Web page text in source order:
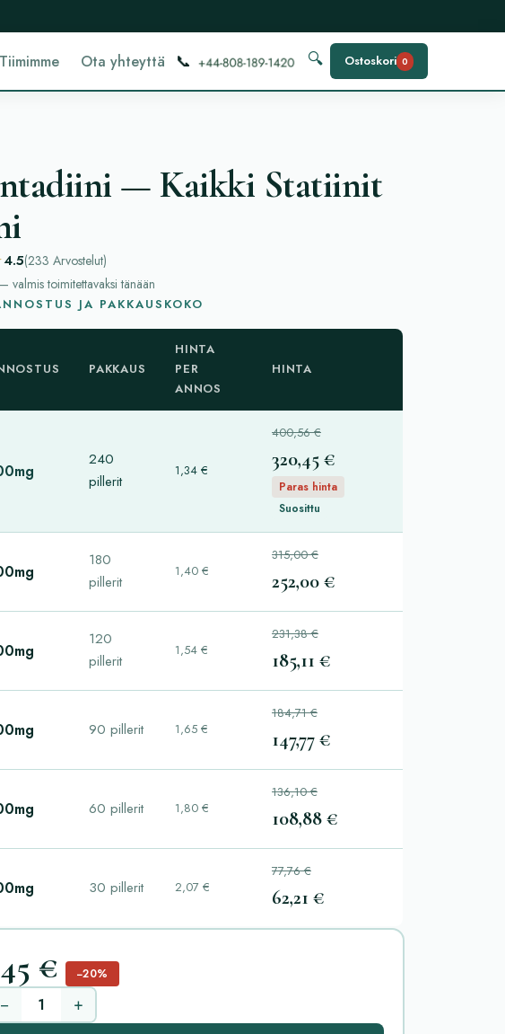
Tiimimme Ota yhteyttä 📞 🔍 Ostoskori 0
— Kaikki Statiinit
4.5(233 Arvostelut)
valmis toimitettavaksi tänään
JA PAKKAUSKOKO
PAKKAUS
HINTA
PER
ANNOS
HINTA
240
pillerit
1,34 €
400,56 €
320,45 €
Paras hinta
Suosittu
180
pillerit
1,40 €
315,00 €
252,00 €
120
pillerit
1,54 €
231,38 €
185,11 €
90 pillerit 1,65 €
184,71 €
147,77 €
60 pillerit 1,80 €
136,10 €
108,88 €
30 pillerit 2,07 €
77,76 €
62,21 €
€ −20%
− +